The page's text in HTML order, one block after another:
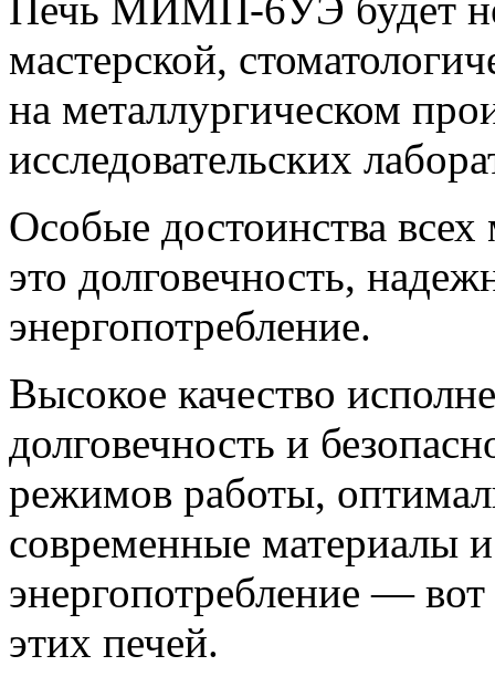
мастерской,
на металлургическом
исследовательских
Особые достоинства
это долговечность,
энергопотребление.
Высокое качество
долговечность и
режимов работы,
современные материалы
энергопотребление —
этих печей.